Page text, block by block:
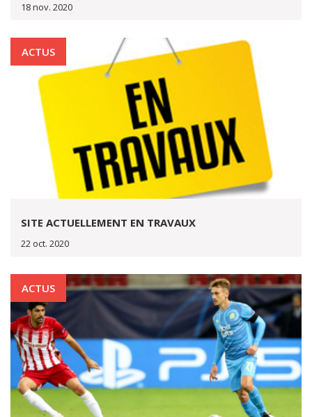
18 nov. 2020
ACTUS
SITE ACTUELLEMENT EN TRAVAUX
22 oct. 2020
ACTUS